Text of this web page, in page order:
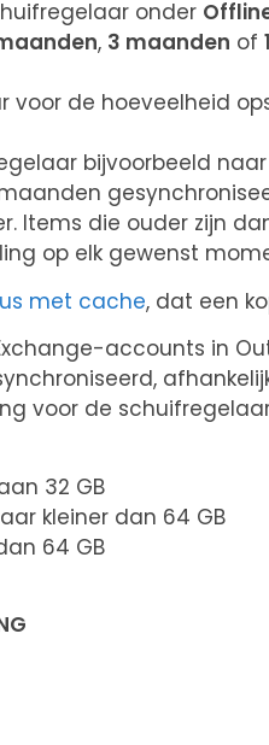
onder
, 3 maanden of
bijvoorbeeld naar
Items die ouder zijn
op elk gewenst
met cache, dat een
accounts in
voor de
32 GB
kleiner dan 64 GB
64 GB